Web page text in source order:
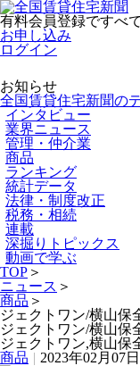
有料会員登録ですべ
お申し込み
ログイン
お知らせ
全国賃貸住宅新聞の
インタビュー
業界ニュース
管理・仲介業
商品
ランキング
統計データ
法律・制度改正
税務・相続
連載
深掘りトピックス
動画で学ぶ
TOP ＞
ニュース ＞
商品 ＞
ジェクトワン/横山保
ジェクトワン/横山保
ジェクトワン,横山保
商品 | 2023年02月07日